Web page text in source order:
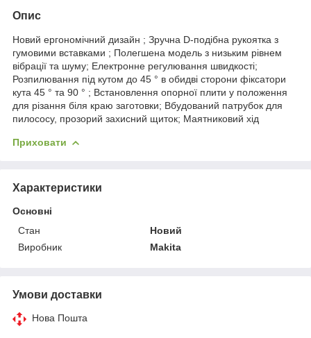
Опис
Новий ергономічний дизайн ; Зручна D-подібна рукоятка з
гумовими вставками ; Полегшена модель з низьким рівнем
вібрації та шуму; Електронне регулювання швидкості;
Розпилювання під кутом до 45 ° в обидві сторони фіксатори
кута 45 ° та 90 ° ; Встановлення опорної плити у положення
для різання біля краю заготовки; Вбудований патрубок для
пилососу, прозорий захисний щиток; Маятниковий хід
Приховати
Характеристики
Основні
Стан
Новий
Виробник
Makita
Умови доставки
Нова Пошта